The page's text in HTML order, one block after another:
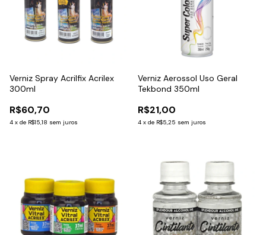
Verniz Spray Acrilfix Acrilex
300ml
R$60,70
4 x de R$15,18 sem juros
Verniz Aerossol Uso Geral
Tekbond 350ml
R$21,00
4 x de R$5,25 sem juros